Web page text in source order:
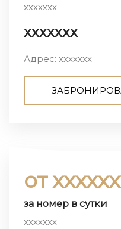
ххххххх
ххххххх
Адрес: ххххххх
от
за номер в сутки
ххххххх